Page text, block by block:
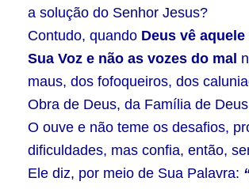
a solução do Senhor Jesus?
Contudo, quando Deus vê
Sua Voz e não as vozes do mal
maus, dos fofoqueiros, dos
Obra de Deus, da Família de
O ouve e não teme os desafios,
dificuldades, mas confia, então,
Ele diz, por meio de Sua Palavra: